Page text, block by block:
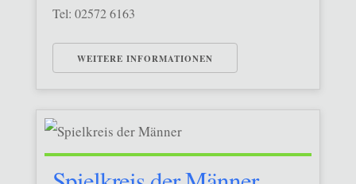
Tel: 02572 6163
WEITERE INFORMATIONEN